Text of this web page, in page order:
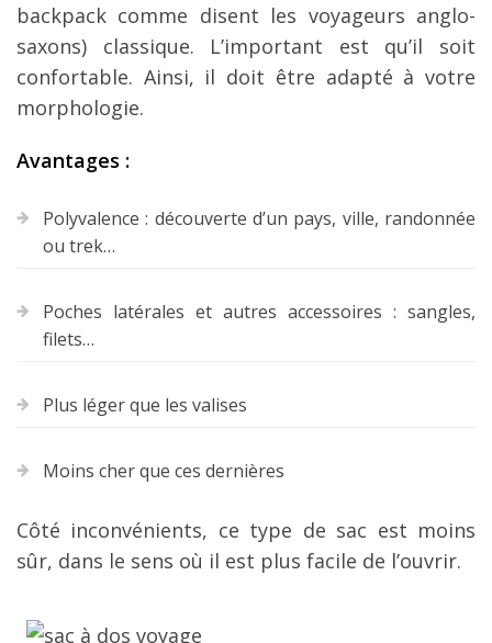
backpack comme disent les voyageurs anglo-
saxons) classique. L’important est qu’il soit
confortable. Ainsi, il doit être adapté à votre
morphologie.
Avantages :
Polyvalence : découverte d’un pays, ville, randonnée
ou trek…
Poches latérales et autres accessoires : sangles,
filets…
Plus léger que les valises
Moins cher que ces dernières
Côté inconvénients, ce type de sac est moins
sûr, dans le sens où il est plus facile de l’ouvrir.